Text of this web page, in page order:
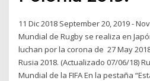
11 Dic 2018 September 20, 2019 -
Mundial de Rugby se realiza en
luchan por la corona de 27 May
Rusia 2018. (Actualizado 07/06/18)
Mundial de la FIFA En la pestaña